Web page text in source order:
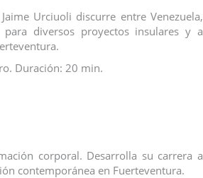
Urciuoli discurre entre Venezuela,
diversos proyectos insulares y a
Duración: 20 min.
corporal. Desarrolla su carrera a
contemporánea en Fuerteventura.